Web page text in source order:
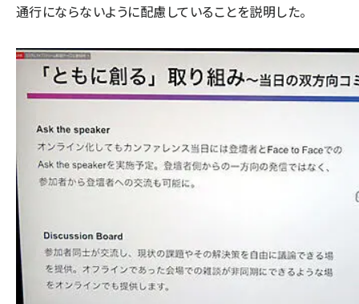
通行にならないように配慮していることを説明した。